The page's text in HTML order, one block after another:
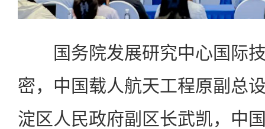
国务院发展研究中心国际技
密，中国载人航天工程原副总
淀区人民政府副区长武凯，中